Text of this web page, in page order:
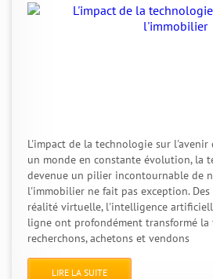
L'impact de la technologie sur
un monde en constante évolution, la
devenue un pilier incontournable de
l'immobilier ne fait pas exception. Des
réalité virtuelle, l'intelligence
ligne ont profondément transformé la
recherchons, achetons et vendons
LIRE LA SUITE